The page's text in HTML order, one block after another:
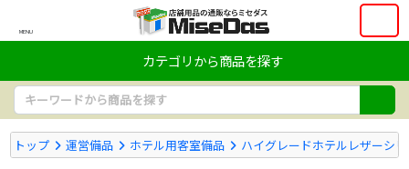
MENU
カテゴリから商品を探す
トップ 運営備品 ホテル用客室備品 ハイグレードホテルレザーシ